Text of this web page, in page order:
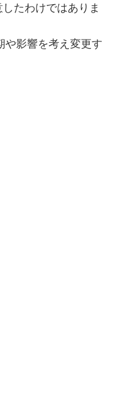
たわけではありま
や影響を考え変更す